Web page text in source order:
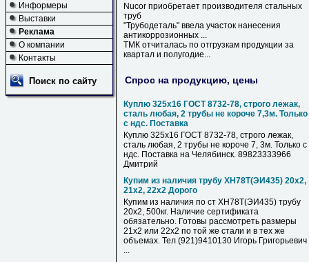
Информеры
Выставки
Реклама
О компании
Контакты
Поиск по сайту
Nucor приобретает производителя стальных
труб
"Трубодеталь" ввела участок нанесения
антикоррозионных ...
ТМК отчиталась по отгрузкам продукции за
квартал и полугодие...
Спрос на продукцию, цены
Куплю 325х16 ГОСТ 8732-78, строго лежак,
сталь любая, 2 трубы не короче 7,3м. Только
с ндс. Поставка
Куплю 325х16 ГОСТ 8732-78, строго лежак,
сталь любая, 2 трубы не короче 7, 3м. Только с
ндс. Поставка на Челябинск. 89823333966
Дмитрий
Купим из наличия трубу ХН78Т(ЭИ435) 20х2,
21х2, 22х2 Дорого
Купим из наличия по ст ХН78Т(ЭИ435) трубу
20х2, 500кг. Наличие сертификата
обязательно. Готовы рассмотреть размеры
21х2 или 22х2 по той же стали и в тех же
объемах. Тел (921)9410130 Игорь Григорьевич
...